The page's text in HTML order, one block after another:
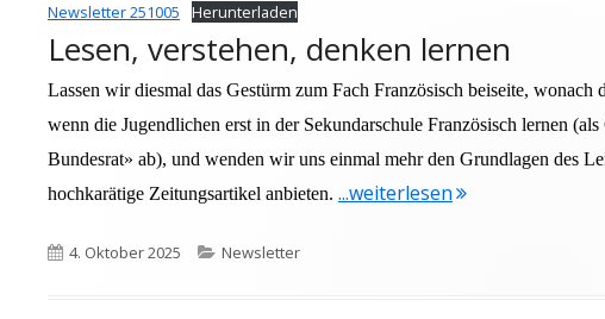
Newsletter 251005 Herunterladen
Lesen, verstehen, denken lernen
Lassen wir diesmal das Gestürm zum Fach Französisch beiseite, wonach
wenn die Jugendlichen erst in der Sekundarschule Französisch lernen
Bundesrat» ab), und wenden wir uns einmal mehr den Grundlagen des
hochkarätige Zeitungsartikel anbieten. ...weiterlesen"Newsletter vom
Veröffentlicht
4. Oktober 2025 Kategorien
Newsletter